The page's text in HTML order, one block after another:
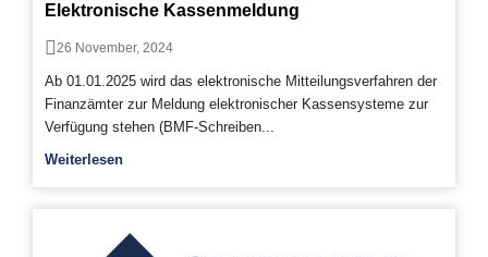
Elektronische Kassenmeldung
26 November, 2024
Ab 01.01.2025 wird das elektronische Mitteilungsverfahren der
Finanzämter zur Meldung elektronischer Kassensysteme zur
Verfügung stehen (BMF-Schreiben...
Weiterlesen